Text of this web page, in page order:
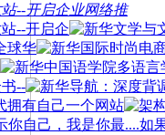
--开启企业网络推
--开启企
球华
--
拥有自己一个网站
如